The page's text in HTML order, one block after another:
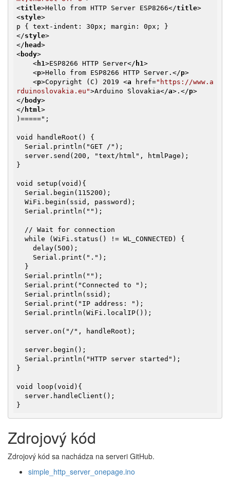
<title>Hello from HTTP Server ESP8266</title>
<style>
</style>
</ head >
<body>
< h1>ESP8266 HTTP Server</ h1>
<p>Hello from ESP8266 HTTP Server. </p>
<p>Copyright (C) 2019 <a href="https://www.a
rduinoslovakia.eu">Arduino Slovakia</a> . </p>
</ body>
</ html >
)=====";
void handleRoot() {
}
void setup(void){
}
void loop(void){
}
Zdrojový kód
Zdrojový kód sa nachádza na serveri GitHub.
simple_http_server_onepage.ino